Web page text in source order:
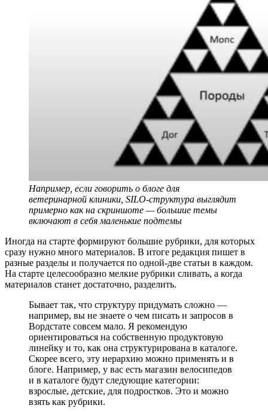
Например, если говорить о блоге для
ветеринарной клиники, SILO-структура выглядит
примерно как на скриншоте — большие темы
включают в себя маленькие подтемы
Иногда на старте формируют большие рубрики, для которых
сразу нужно много материалов. В итоге редакция пишет в
разные разделы и получается по одной-две статьи в каждом.
На старте целесообразно мелкие рубрики сливать, а когда
материалов станет достаточно, разделить.
Бывает так, что структуру придумать сложно —
например, вы не знаете о чем писать и запросов в
Вордстате совсем мало. Я рекомендую
ориентироваться на собственную продуктовую
линейку и то, как она структурирована в каталоге.
Скорее всего, эту иерархию можно применять и в
блоге. Например, у вас есть магазин велосипедов
и в каталоге будут следующие категории:
взрослые, детские, для подростков. Это и можно
взять как рубрики.